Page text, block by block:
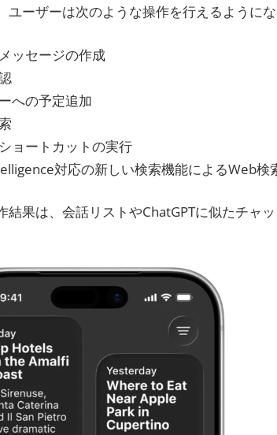
ユーザーは次のような操作を行えるようにな
ッセージの作成
への予定追加
ョートカットの実行
対応の新しい検索機能によるWeb検
結果は、会話リストやChatGPTに似たチャ